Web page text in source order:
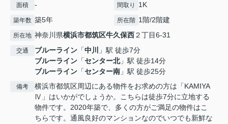
面積 - 間取り 1K
築年数 築5年 所在階 1階/2階建
所在地 神奈川県横浜市都筑区牛久保西２丁目6-31
交通 ブルーライン 「中川
」駅 徒歩7分
ブルーライン 「センター北」駅 徒歩14分
ブルーライン 「センター南 」駅 徒歩25分
備考
横浜市都筑区周辺にある物件をお求めの方は「KAMIYA
Ⅳ」はいかがでしょうか。こちらは徒歩7分に立地する
物件です。2020年築で、多くの方がご満足の物件はこ
ちらです。通風良好のマンションなのでいつでも新鮮な